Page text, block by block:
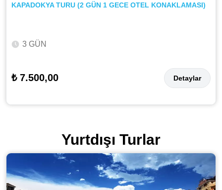
KAPADOKYA TURU (2 GÜN 1 GECE OTEL KONAKLAMASI)
3 GÜN
₺ 7.500,00 Detaylar
Yurtdışı Turlar